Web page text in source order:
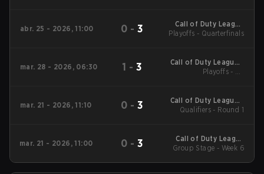
abr. 25 - 2026, 11:00 0 - 3
Call of Duty League
Stage 3 Minor
Playoffs - Quarterfinals
mar. 28 - 2026, 06:30 1 - 3
Call of Duty League -
Call of Duty League
Playoffs - LB
mar. 21 - 2026, 11:10 0 - 3
Call of Duty League -
Call of Duty League
Qualifiers - Round 1
mar. 21 - 2026, 11:00 0 - 3
Call of Duty League
2026 Regular Season
Group Stage - Week 6